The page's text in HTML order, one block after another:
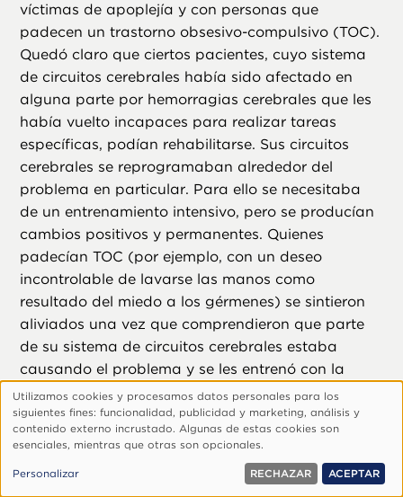
víctimas de apoplejía y con personas que
padecen un trastorno obsesivo-compulsivo (TOC).
Quedó claro que ciertos pacientes, cuyo sistema
de circuitos cerebrales había sido afectado en
alguna parte por hemorragias cerebrales que les
había vuelto incapaces para realizar tareas
específicas, podían rehabilitarse. Sus circuitos
cerebrales se reprogramaban alrededor del
problema en particular. Para ello se necesitaba
de un entrenamiento intensivo, pero se producían
cambios positivos y permanentes. Quienes
padecían TOC (por ejemplo, con un deseo
incontrolable de lavarse las manos como
resultado del miedo a los gérmenes) se sintieron
aliviados una vez que comprendieron que parte
de su sistema de circuitos cerebrales estaba
causando el problema y se les entrenó con la
técnica del uso de su iniciativa propia para
reprogramar su sistema de circuitos defectuoso.
No hace falta decir que se necesita de este
tipo de descubrimientos para otras grandes
dificultades mentales y de comportamiento. Los
Uso
de
datos
personales
Utilizamos cookies y procesamos datos personales para los
siguientes fines: funcionalidad, publicidad y marketing, análisis y
contenido externo incrustado. Algunas de estas cookies son
esenciales, mientras que otras son opcionales.
Personalizar RECHAZAR ACEPTAR